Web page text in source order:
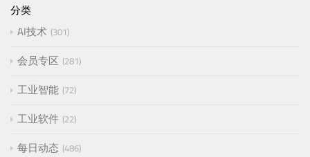
分类
AI技术 301
会员专区 281
工业智能 72
工业软件 22
每日动态 486